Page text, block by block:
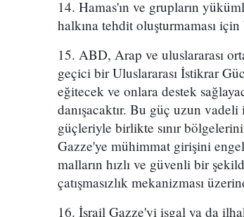
14. Hamas'ın ve grupların
halkına tehdit oluşturmaması
15. ABD, Arap ve uluslararası
geçici bir Uluslararası İstikrar
eğitecek ve onlara destek
danışacaktır. Bu güç uzun
güçleriyle birlikte sınır
Gazze'ye mühimmat girişini
malların hızlı ve güvenli bir
çatışmasızlık mekanizması
16. İsrail Gazze'yi işgal ya da